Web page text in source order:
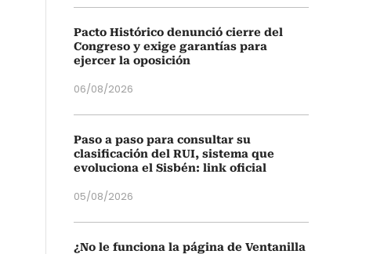
Pacto Histórico denunció cierre del
Congreso y exige garantías para
ejercer la oposición
06/08/2026
Paso a paso para consultar su
clasificación del RUI, sistema que
evoluciona el Sisbén: link oficial
05/08/2026
¿No le funciona la página de Ventanilla